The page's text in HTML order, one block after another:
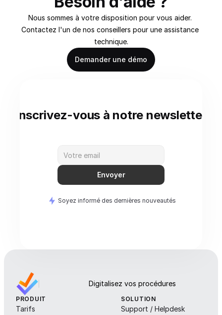
Nous sommes à votre disposition pour vous aider.
Contactez l'un de nos conseillers pour une assistance
technique.
Demander une démo
Inscrivez-vous à notre newsletter
Envoyer
Soyez informé des dernières nouveautés
Digitalisez vos procédures
PRODUIT
Tarifs
SOLUTION
Support / Helpdesk